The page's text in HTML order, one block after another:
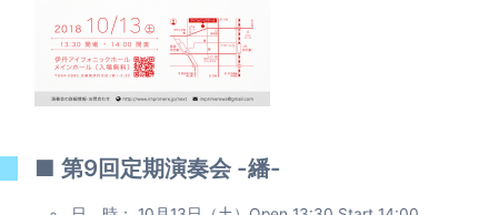
■ 第9回定期演奏会 -繙-